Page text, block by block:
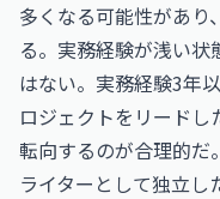
多くなる可能性があり
る。実務経験が浅い
はない。実務経験3年
ロジェクトをリード
転向するのが合理的だ。
ライターとして独立し